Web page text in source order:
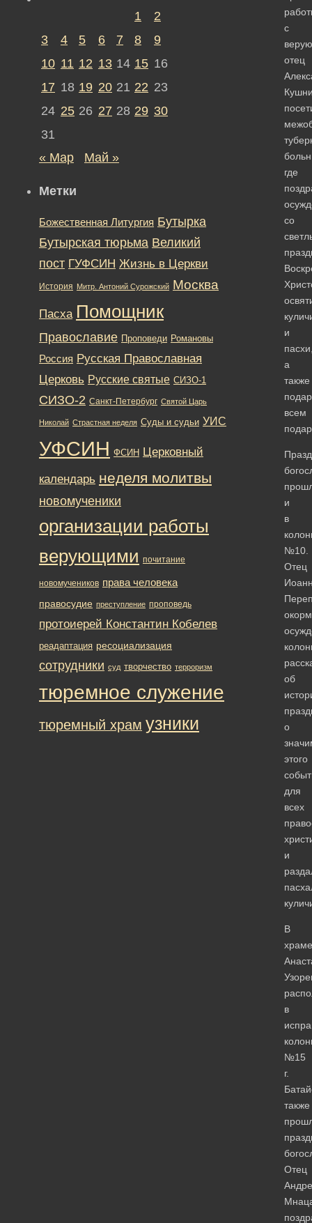
с
отец
где
со
и
а
также
всем
и
в
№10.
Отец
об
о
этого
для
всех
и
В
храме
в
№15
г.
также
Отец
1
2
3
4 5 6 7 8
9
10 11 12 13 14 15 16
17 18 19 20 21 22 23
24 25 26 27 28 29 30
31
« Мар
Май »
Метки
Божественная Литургия Бутырка
Бутырская тюрьма Великий
пост ГУФСИН Жизнь в Церкви
История Митр. Антоний Сурожский Москва
Пасха Помощник
Православие Проповеди Романовы
Россия Русская Православная
Церковь Русские святые СИЗО-1
СИЗО-2 Санкт-Петербург Святой Царь
Николай Страстная неделя Суды и судьи УИС
УФСИН ФСИН Церковный
календарь неделя молитвы
новомученики
организации работы
верующими почитание
новомучеников права человека
правосудие преступление проповедь
протоиерей Константин Кобелев
реадаптация ресоциализация
сотрудники суд творчество терроризм
тюремное служение
тюремный храм узники